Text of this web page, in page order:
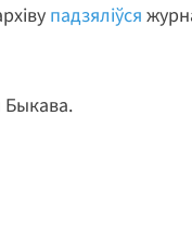
падзяліўся
Быкава.